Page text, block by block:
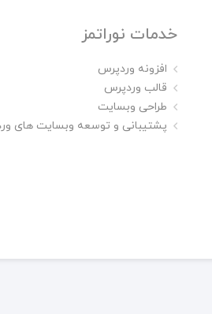
خدمات نوراتمز
افزونه وردپرس
قالب وردپرس
طراحی وبسایت
پشتیبانی و توسعه وبسایت های